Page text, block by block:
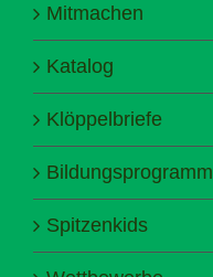
Mitmachen
Katalog
Klöppelbriefe
Bildungsprogramm
Spitzenkids